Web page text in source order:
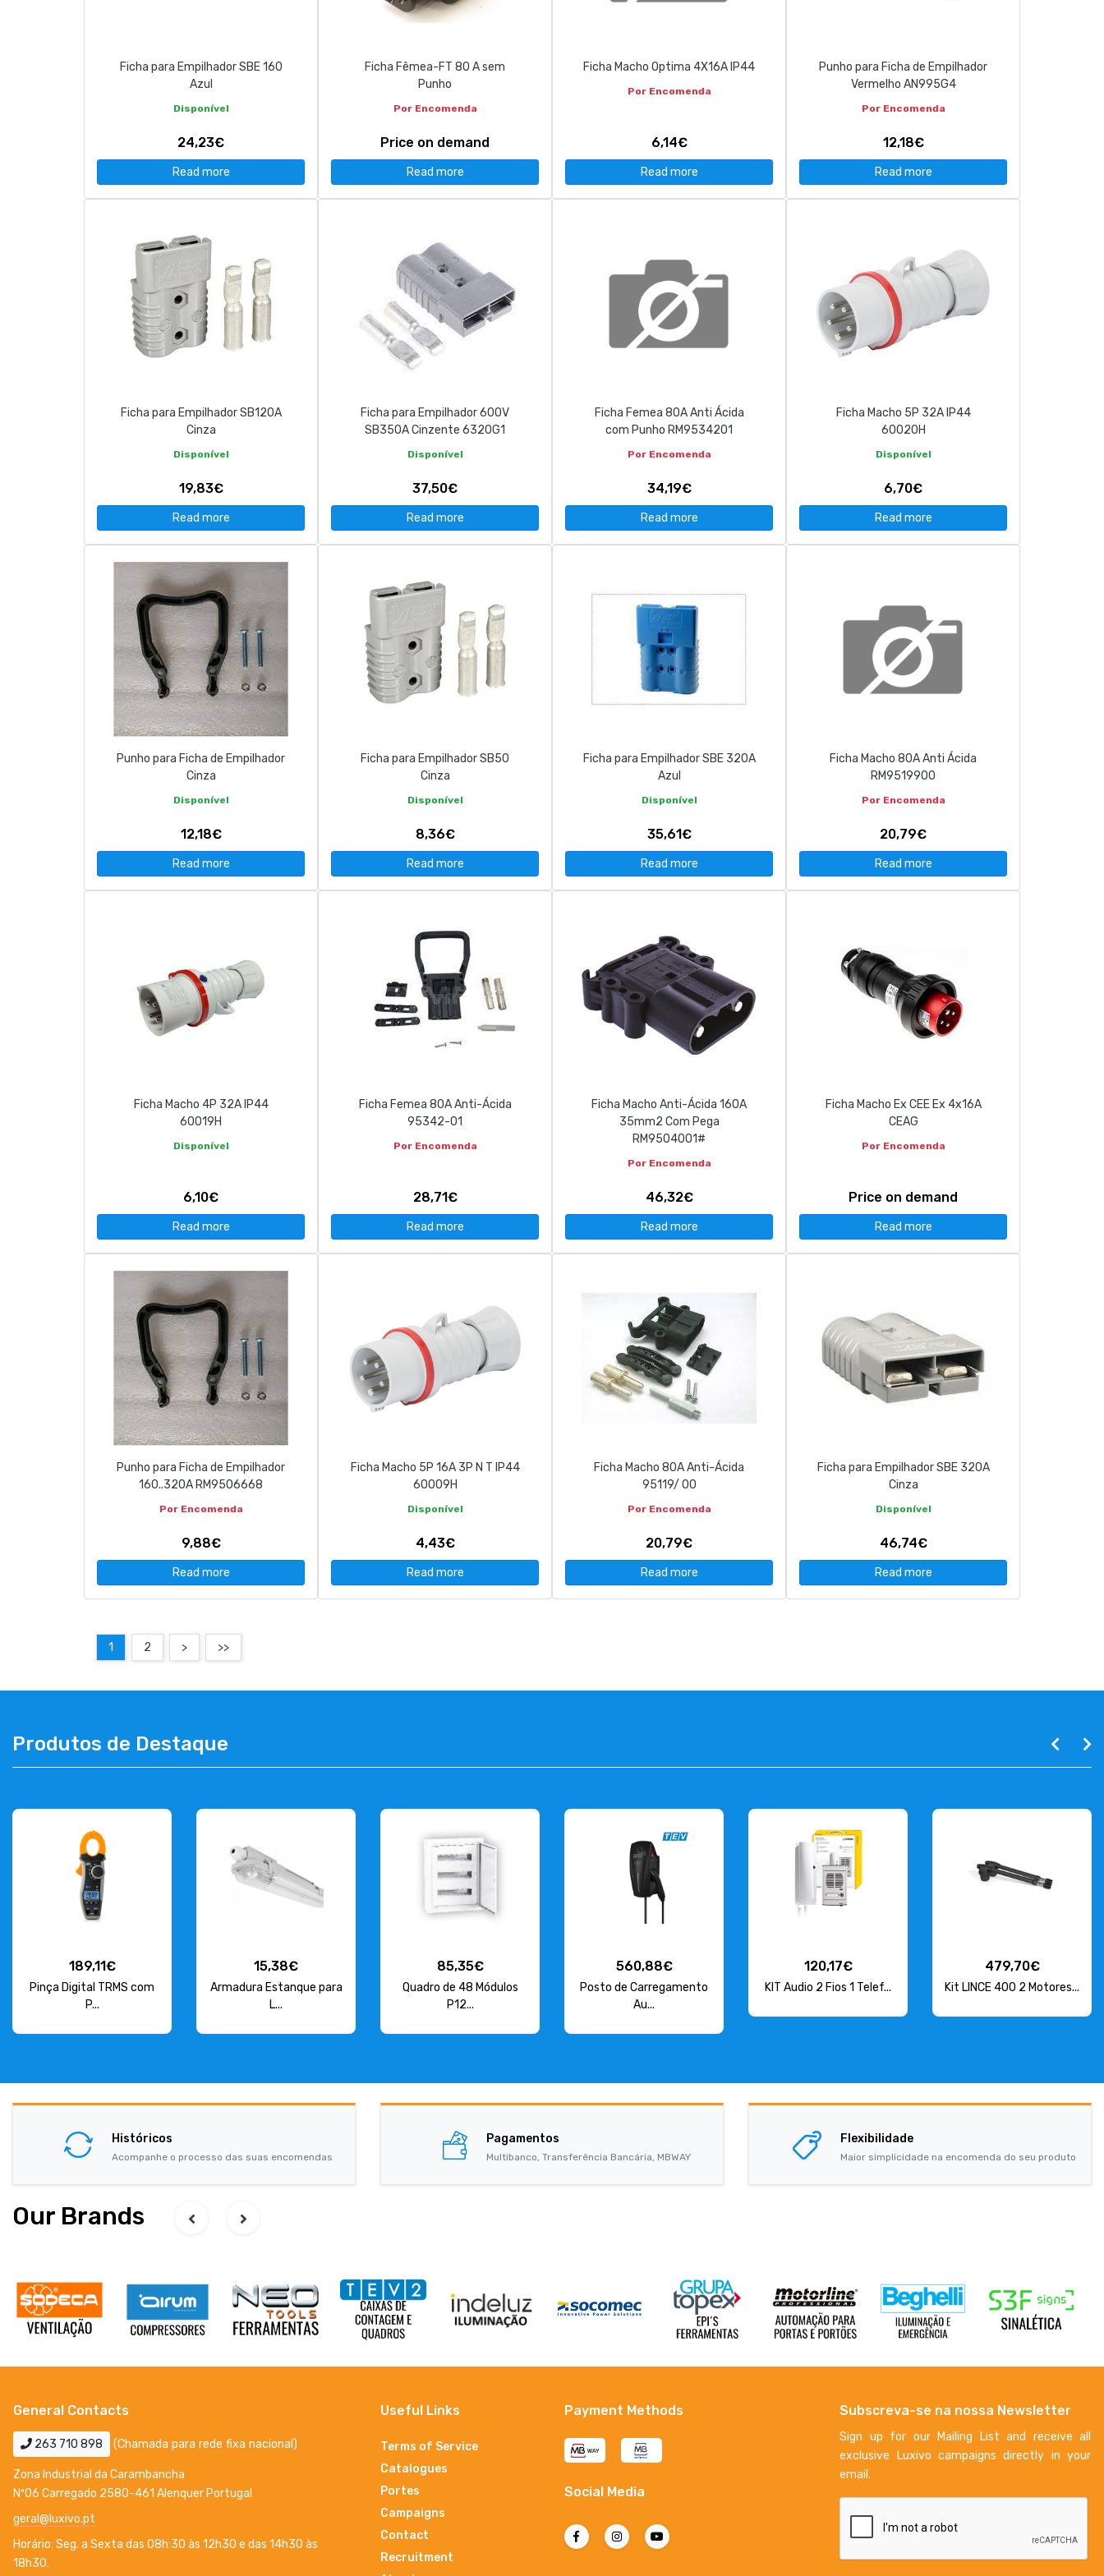
geral@luxivo.pt
Ficha para Empilhador SBE 160
Azul
Disponível
24,23€
Read more
Ficha Fêmea-FT 80 A sem
Punho
Por Encomenda
Price on demand
Read more
Ficha Macho Optima 4X16A IP44
Por Encomenda
6,14€
Read more
Punho para Ficha de Empilhador
Vermelho AN995G4
Por Encomenda
12,18€
Read more
Ficha para Empilhador SB120A
Cinza
Disponível
19,83€
Read more
Ficha para Empilhador 600V
SB350A Cinzente 6320G1
Disponível
37,50€
Read more
Ficha Femea 80A Anti Ácida
com Punho RM9534201
Por Encomenda
34,19€
Read more
Ficha Macho 5P 32A IP44
60020H
Disponível
6,70€
Read more
Punho para Ficha de Empilhador
Cinza
Disponível
12,18€
Read more
Ficha para Empilhador SB50
Cinza
Disponível
8,36€
Read more
Ficha para Empilhador SBE 320A
Azul
Disponível
35,61€
Read more
Ficha Macho 80A Anti Ácida
RM9519900
Por Encomenda
20,79€
Read more
Ficha Macho 4P 32A IP44
60019H
Disponível
6,10€
Read more
Ficha Femea 80A Anti-Ácida
95342-01
Por Encomenda
28,71€
Read more
Ficha Macho Anti-Ácida 160A
35mm2 Com Pega
RM9504001#
Por Encomenda
46,32€
Read more
Ficha Macho Ex CEE Ex 4x16A
CEAG
Por Encomenda
Price on demand
Read more
Punho para Ficha de Empilhador
160..320A RM9506668
Por Encomenda
9,88€
Read more
Ficha Macho 5P 16A 3P N T IP44
60009H
Disponível
4,43€
Read more
Ficha Macho 80A Anti-Ácida
95119/ 00
Por Encomenda
20,79€
Read more
Ficha para Empilhador SBE 320A
Cinza
Disponível
46,74€
Read more
1 2 > >>
Produtos de Destaque
189,11€
Pinça Digital TRMS com
P...
15,38€
Armadura Estanque para
L...
85,35€
Quadro de 48 Módulos
P12...
560,88€
Posto de Carregamento
Au...
120,17€
KIT Audio 2 Fios 1 Telef...
479,70€
Kit LINCE 400 2 Motores...
Históricos
Acompanhe o processo das suas encomendas
Pagamentos
Multibanco, Transferência Bancária, MBWAY
Flexibilidade
Maior simplicidade na encomenda do seu produto
Our Brands
General Contacts
263 710 898 (Chamada para rede fixa nacional)
Zona Industrial da Carambancha
Nº06 Carregado 2580-461 Alenquer Portugal
geral@luxivo.pt
Horário: Seg. a Sexta das 08h:30 às 12h30 e das 14h30 às
18h30.
Useful Links
Terms of Service
Catalogues
Portes
Campaigns
Contact
Recruitment
Payment Methods
Social Media
Subscreva-se na nossa Newsletter
Sign up for our Mailing List and receive all
exclusive Luxivo campaigns directly in your
email.